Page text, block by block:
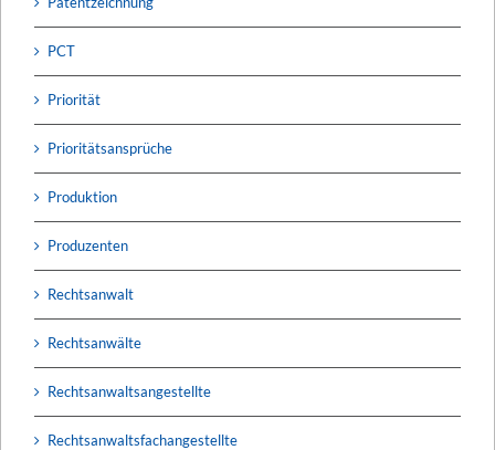
PCT
Priorität
Prioritätsansprüche
Produktion
Produzenten
Rechtsanwalt
Rechtsanwälte
Rechtsanwaltsangestellte
Rechtsanwaltsfachangestellte